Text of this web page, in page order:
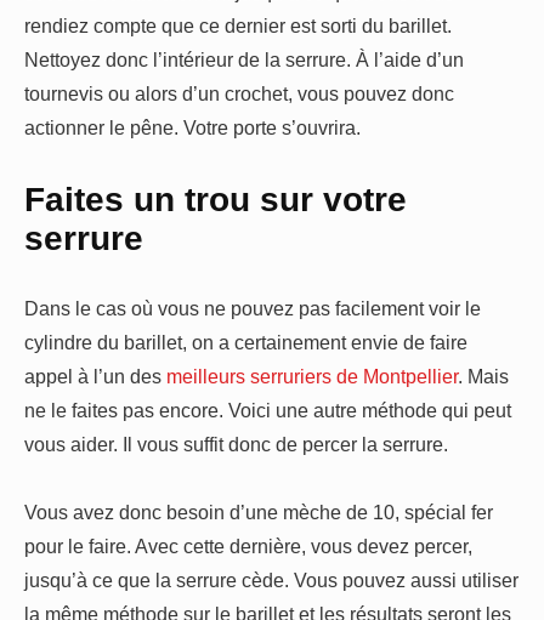
rendiez compte que ce dernier est sorti du barillet.
Nettoyez donc l’intérieur de la serrure. À l’aide d’un
tournevis ou alors d’un crochet, vous pouvez donc
actionner le pêne. Votre porte s’ouvrira.
Faites un trou sur votre
serrure
Dans le cas où vous ne pouvez pas facilement voir le
cylindre du barillet, on a certainement envie de faire
appel à l’un des meilleurs serruriers de Montpellier. Mais
ne le faites pas encore. Voici une autre méthode qui peut
vous aider. Il vous suffit donc de percer la serrure.
Vous avez donc besoin d’une mèche de 10, spécial fer
pour le faire. Avec cette dernière, vous devez percer,
jusqu’à ce que la serrure cède. Vous pouvez aussi utiliser
la même méthode sur le barillet et les résultats seront les